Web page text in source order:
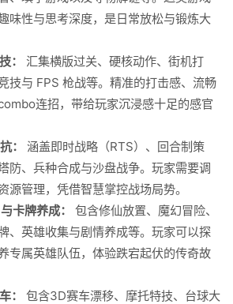
味性与思考深度，是日常放松与锻炼大
：
汇集横版过关、硬核动作、街机打
技与 FPS 枪战等。精准的打击感、流畅
连招，带给玩家沉浸感十足的感官
：
涵盖即时战略（RTS）、回合制策
防、兵种合成与沙盘战争。玩家需要调
源管理，凭借智慧掌控战场局势。
卡牌养成：
包含修仙放置、魔幻冒险、
、英雄收集与剧情养成等。玩家可以探
专属英雄队伍，体验跌宕起伏的传奇故
：
包含3D赛车漂移、摩托特技、台球大